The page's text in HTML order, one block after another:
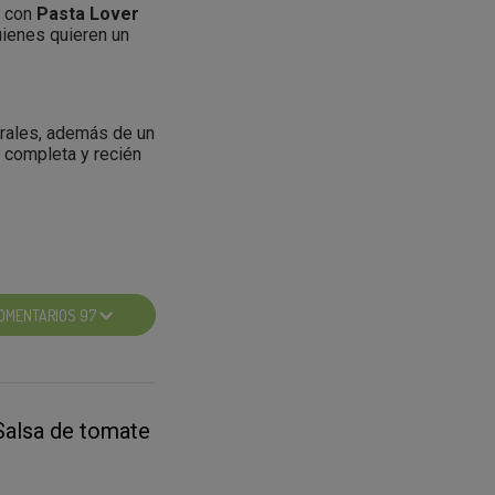
que entrar en
con tu usuario.
Pasta Lover
quieren un
además de un
y recién
fotografía con el
97
de tomate